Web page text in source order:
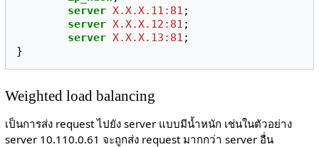
server X.X.X.11:81 ;
server X.X.X.12:81 ;
server X.X.X.13:81 ;
}
Weighted load balancing
เป็นการส่ง request ไปยัง server แบบมีน้ำหนัก เช่นในตัวอย่าง
server 10.110.0.61 จะถูกส่ง request มากกว่า server อื่น